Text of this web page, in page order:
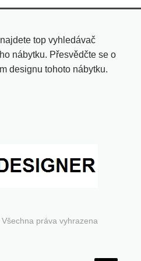
top vyhledávač
nábytku. Přesvědčte se o
designu tohoto nábytku.
práva vyhrazena